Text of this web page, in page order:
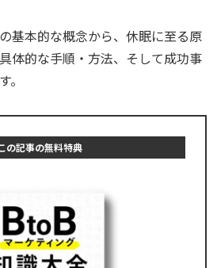
基本的な概念から、休眠に至る原
体的な手順・方法、そして成功事
の記事の無料特典